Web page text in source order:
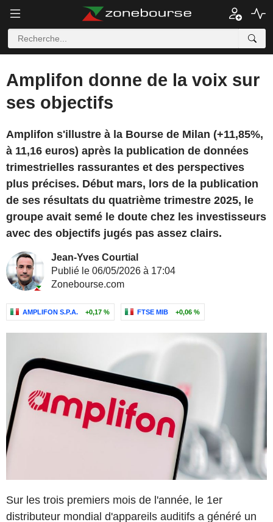
Amplifon donne de la voix sur
ses objectifs
Amplifon s'illustre à la Bourse de Milan (+11,85%,
à 11,16 euros) après la publication de données
trimestrielles rassurantes et des perspectives
plus précises. Début mars, lors de la publication
de ses résultats du quatrième trimestre 2025, le
groupe avait semé le doute chez les investisseurs
avec des objectifs jugés pas assez clairs.
Jean-Yves Courtial
Publié le 06/05/2026 à 17:04
Zonebourse.com
AMPLIFON S.P.A. +0,17 % FTSE MIB +0,06 %
Sur les trois premiers mois de l'année, le 1er
distributeur mondial d'appareils auditifs a généré un